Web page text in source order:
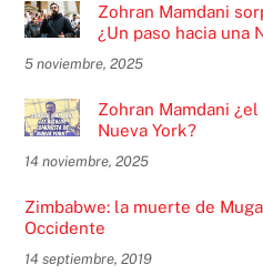
Zohran Mamdani
¿Un paso hacia una
5 noviembre, 2025
Zohran Mamdani
Nueva York?
14 noviembre, 2025
Zimbabwe: la muerte de
Occidente
14 septiembre, 2019